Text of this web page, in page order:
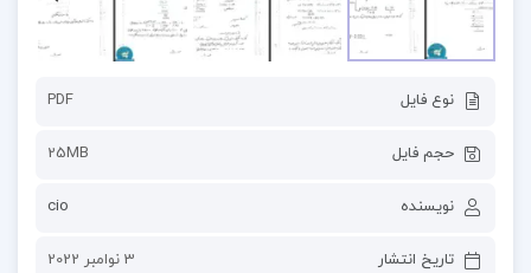
نوع فایل PDF
حجم فایل 25MB
نویسنده cio
تاریخ انتشار 3 نوامبر 2022